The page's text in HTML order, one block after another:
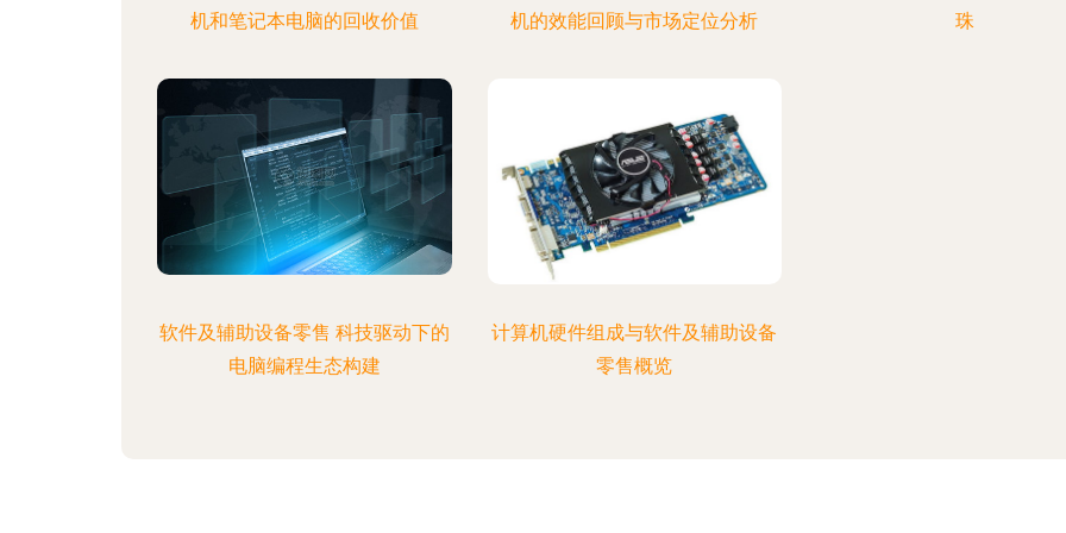
机和笔记本电脑的回收价值
机的效能回顾与市场定位分析
珠
软件及辅助设备零售 科技驱动下的
电脑编程生态构建
计算机硬件组成与软件及辅助设备
零售概览